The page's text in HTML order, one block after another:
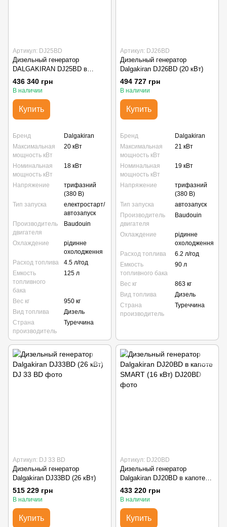
Артикул: DJ25BD
Дизельный генератор
DALGAKIRAN DJ25BD в
капоте SMART (20 кВт)
436 340 грн
В наличии
Купить
Бренд
Dalgakiran
Максимальная
мощность кВт
20 кВт
Номинальная
мощность кВт
18 кВт
Напряжение
трифазний
(380 В)
Тип запуска
електростарт/
автозапуск
Производитель
двигателя
Baudouin
Охлаждение
рідинне
охолодження
Расход топлива
4.5 л/год
Емкость
топливного
бака
125 л
Вес кг
950 кг
Вид топлива
Дизель
Страна
производитель
Туреччина
Артикул: DJ26BD
Дизельный генератор
Dalgakiran DJ26BD (20 кВт)
494 727 грн
В наличии
Купить
Бренд
Dalgakiran
Максимальная
мощность кВт
21 кВт
Номинальная
мощность кВт
19 кВт
Напряжение
трифазний
(380 В)
Тип запуска
автозапуск
Производитель
двигателя
Baudouin
Охлаждение
рідинне
охолодження
Расход топлива
6.2 л/год
Емкость
топливного бака
90 л
Вес кг
863 кг
Вид топлива
Дизель
Страна
производитель
Туреччина
Артикул: DJ 33 BD
Дизельный генератор
Dalgakiran DJ33BD (26 кВт)
515 229 грн
В наличии
Купить
Артикул: DJ20BD
Дизельный генератор
Dalgakiran DJ20BD в капоте
SMART (16 кВт)
433 220 грн
В наличии
Купить